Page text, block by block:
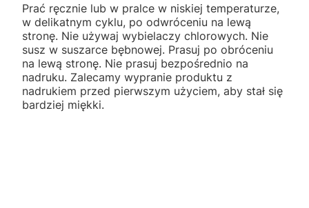
Prać ręcznie lub w pralce w niskiej temperaturze,
w delikatnym cyklu, po odwróceniu na lewą
stronę. Nie używaj wybielaczy chlorowych. Nie
susz w suszarce bębnowej. Prasuj po obróceniu
na lewą stronę. Nie prasuj bezpośrednio na
nadruku. Zalecamy wypranie produktu z
nadrukiem przed pierwszym użyciem, aby stał się
bardziej miękki.